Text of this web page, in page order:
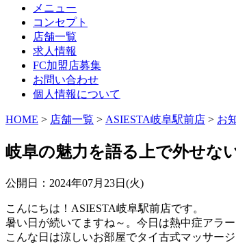
メニュー
コンセプト
店舗一覧
求人情報
FC加盟店募集
お問い合わせ
個人情報について
HOME > 店舗一覧 > ASIESTA岐阜駅前店 > お
岐阜の魅力を語る上で外せな
公開日： 2024年07月23日(火)
こんにちは！ASIESTA岐阜駅前店です。
暑い日が続いてますね～。今日は熱中症アラ
こんな日は涼しいお部屋でタイ古式マッサー